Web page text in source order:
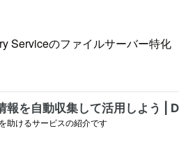
Serviceのファイルサーバー特化